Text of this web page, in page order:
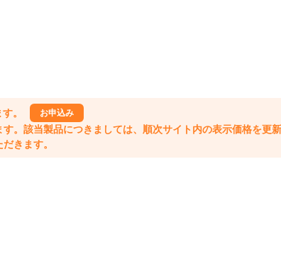
。 お申込み
該当製品につきましては、順次サイト内の表示価格を更新
きます。